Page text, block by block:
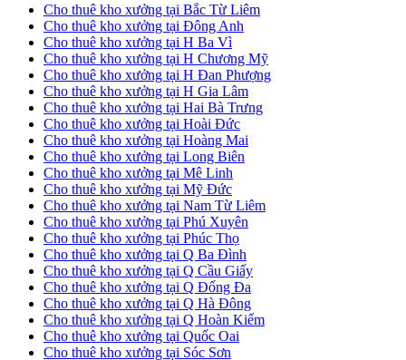
Cho thuê kho xưởng tại Bắc Từ Liêm
Cho thuê kho xưởng tại Đông Anh
Cho thuê kho xưởng tại H Ba Vì
Cho thuê kho xưởng tại H Chương Mỹ
Cho thuê kho xưởng tại H Đan Phượng
Cho thuê kho xưởng tại H Gia Lâm
Cho thuê kho xưởng tại Hai Bà Trưng
Cho thuê kho xưởng tại Hoài Đức
Cho thuê kho xưởng tại Hoàng Mai
Cho thuê kho xưởng tại Long Biên
Cho thuê kho xưởng tại Mê Linh
Cho thuê kho xưởng tại Mỹ Đức
Cho thuê kho xưởng tại Nam Từ Liêm
Cho thuê kho xưởng tại Phú Xuyên
Cho thuê kho xưởng tại Phúc Thọ
Cho thuê kho xưởng tại Q Ba Đình
Cho thuê kho xưởng tại Q Cầu Giấy
Cho thuê kho xưởng tại Q Đống Đa
Cho thuê kho xưởng tại Q Hà Đông
Cho thuê kho xưởng tại Q Hoàn Kiếm
Cho thuê kho xưởng tại Quốc Oai
Cho thuê kho xưởng tại Sóc Sơn